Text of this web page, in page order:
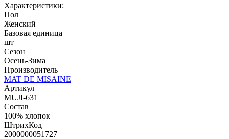
Характеристики:
Пол
Женский
Базовая единица
шт
Сезон
Осень-Зима
Производитель
MAT DE MISAINE
Артикул
MUJI-631
Состав
100% хлопок
ШтрихКод
2000000051727